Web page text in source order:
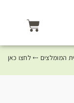
המומלצים ⤎ לחצו כאן